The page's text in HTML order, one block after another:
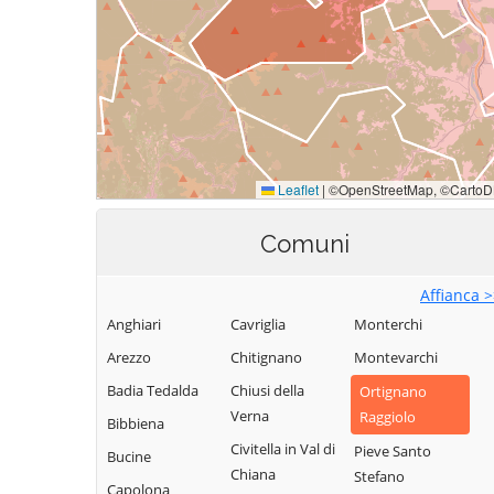
Comuni
Affianca
Anghiari
Arezzo
Badia Tedalda
Bibbiena
Bucine
Capolona
Cavriglia
Chitignano
Chiusi della
Verna
Civitella in Val di
Chiana
Monterchi
Montevarchi
Ortignano
Raggiolo
Pieve Santo
Stefano